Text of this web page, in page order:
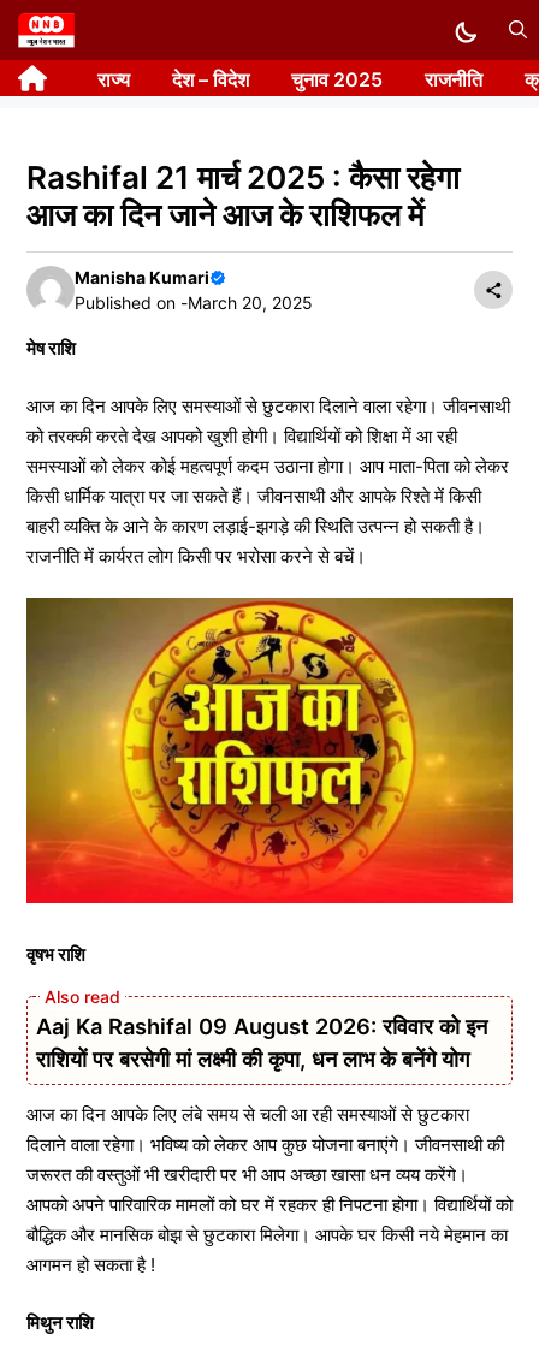
Skip
to
content राज्य देश – विदेश चुनाव 2025 राजनीति
Rashifal 21 मार्च 2025 : कैसा रहेगा
आज का दिन जाने आज के राशिफल में
Manisha Kumari
Published on -March 20, 2025
मेष राशि
आज का दिन आपके लिए समस्याओं से छुटकारा दिलाने वाला रहेगा। जीवनसाथी
को तरक्की करते देख आपको खुशी होगी। विद्यार्थियों को शिक्षा में आ रही
समस्याओं को लेकर कोई महत्वपूर्ण कदम उठाना होगा। आप माता-पिता को लेकर
किसी धार्मिक यात्रा पर जा सकते हैं। जीवनसाथी और आपके रिश्ते में किसी
बाहरी व्यक्ति के आने के कारण लड़ाई-झगड़े की स्थिति उत्पन्न हो सकती है।
राजनीति में कार्यरत लोग किसी पर भरोसा करने से बचें।
वृषभ राशि
Aaj Ka Rashifal 09 August 2026: रविवार को इन
राशियों पर बरसेगी मां लक्ष्मी की कृपा, धन लाभ के बनेंगे योग
आज का दिन आपके लिए लंबे समय से चली आ रही समस्याओं से छुटकारा
दिलाने वाला रहेगा। भविष्य को लेकर आप कुछ योजना बनाएंगे। जीवनसाथी की
जरूरत की वस्तुओं भी खरीदारी पर भी आप अच्छा खासा धन व्यय करेंगे।
आपको अपने पारिवारिक मामलों को घर में रहकर ही निपटना होगा। विद्यार्थियों को
बौद्धिक और मानसिक बोझ से छुटकारा मिलेगा। आपके घर किसी नये मेहमान का
आगमन हो सकता है !
मिथुन राशि